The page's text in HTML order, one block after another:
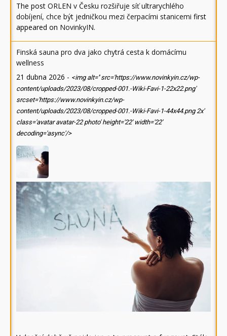
The post ORLEN v Česku rozšiřuje síť ultrarychlého
dobíjení, chce být jedničkou mezi čerpacími stanicemi first
appeared on NovinkyIN.
Finská sauna pro dva jako chytrá cesta k domácímu
wellness
21 dubna 2026 - <img alt='' src='https://www.novinkyin.cz/wp-
content/uploads/2023/08/cropped-001.-Wiki-Favi-1-22x22.png'
srcset='https://www.novinkyin.cz/wp-
content/uploads/2023/08/cropped-001.-Wiki-Favi-1-44x44.png 2x'
class='avatar avatar-22 photo' height='22' width='22'
decoding='async'/>